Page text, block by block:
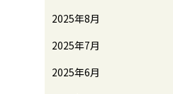
2025年8月
2025年7月
2025年6月